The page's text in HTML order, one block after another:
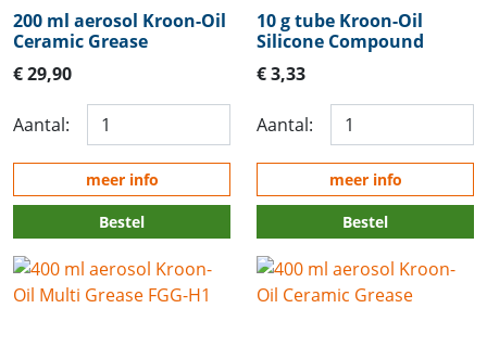
200 ml aerosol Kroon-Oil
Ceramic Grease
€ 29,90
Aantal:
meer info
Bestel
10 g tube Kroon-Oil
Silicone Compound
€ 3,33
Aantal:
meer info
Bestel